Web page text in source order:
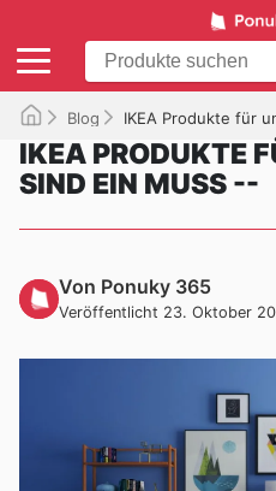
Blog IKEA Produkte für
IKEA PRODUKTE
SIND EIN MUSS --
Von Ponuky 365
Veröffentlicht 23. Oktober